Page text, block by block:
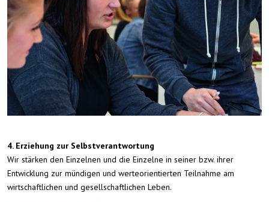
4. Erziehung zur Selbstverantwortung
Wir stärken den Einzelnen und die Einzelne in seiner bzw. ihrer
Entwicklung zur mündigen und werteorientierten Teilnahme am
wirtschaftlichen und gesellschaftlichen Leben.